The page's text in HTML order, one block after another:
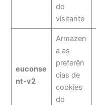
do
visitante
euconse
nt-v2
Armazen
a as
preferên
cias de
cookies
do